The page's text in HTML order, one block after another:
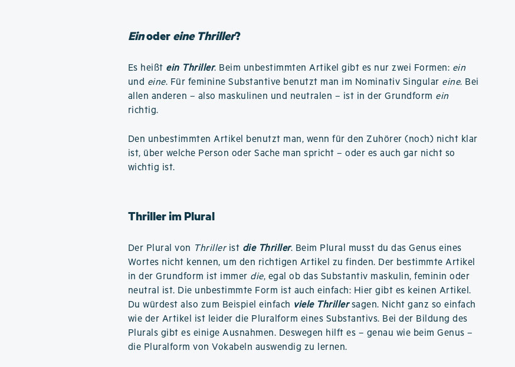
Einodereine Thriller?
Es heißt ein Thriller. Beim unbestimmten Artikel gibt es nur zwei Formen: ein
und eine. Für feminine Substantive benutzt man im Nominativ Singular eine. Bei
allen anderen – also maskulinen und neutralen – ist in der Grundform ein
richtig.
Den unbestimmten Artikel benutzt man, wenn für den Zuhörer (noch) nicht klar
ist, über welche Person oder Sache man spricht – oder es auch gar nicht so
wichtig ist.
Thriller im Plural
Der Plural von Thrillerist die Thriller. Beim Plural musst du das Genus eines
Wortes nicht kennen, um den richtigen Artikel zu finden. Der bestimmte Artikel
in der Grundform ist immer die, egal ob das Substantiv maskulin, feminin oder
neutral ist. Die unbestimmte Form ist auch einfach: Hier gibt es keinen Artikel.
Du würdest also zum Beispiel einfach viele Thrillersagen. Nicht ganz so einfach
wie der Artikel ist leider die Pluralform eines Substantivs. Bei der Bildung des
Plurals gibt es einige Ausnahmen. Deswegen hilft es – genau wie beim Genus –
die Pluralform von Vokabeln auswendig zu lernen.